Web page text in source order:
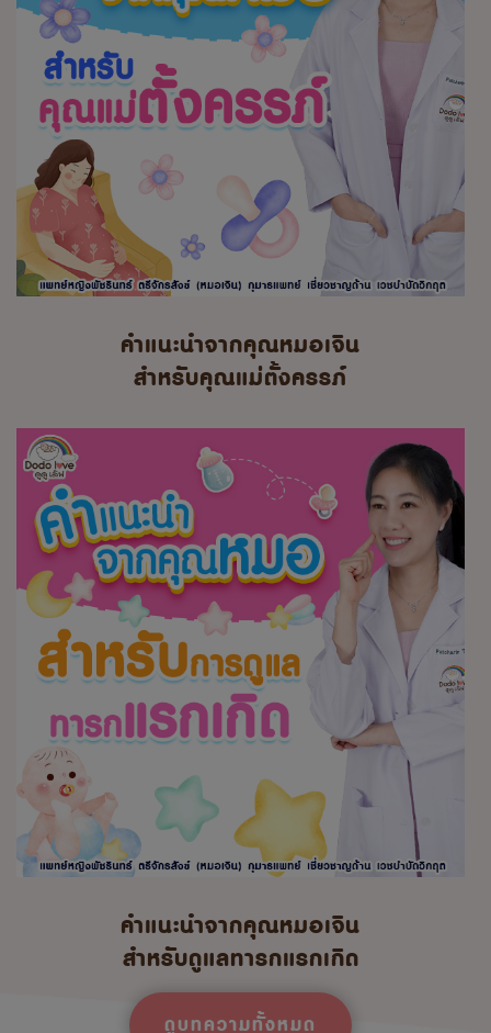
คำแนะนำจากคุณหมอเจิน
สำหรับคุณแม่ตั้งครรภ์
คำแนะนำจากคุณหมอเจิน
สำหรับดูแลทารกแรกเกิด
ดูบทความทั้งหมด